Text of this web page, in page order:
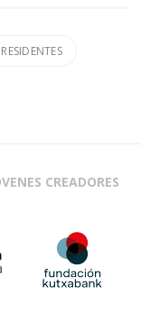
RESIDENTES
CREADORES